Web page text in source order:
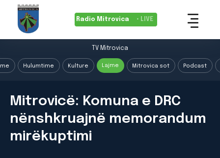
Radio Mitrovica • LIVE
TV Mitrovica
Hulumtime Kulture Lajme Mitrovica sot Podcast
Mitrovicë: Komuna e DRC
nënshkruajnë memorandum
mirëkuptimi